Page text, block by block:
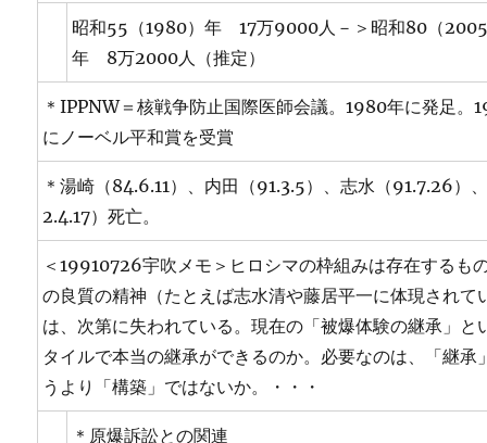
昭和55（1980）年 17万9000人－＞昭和80（
年 8万2000人（推定）
＊IPPNW＝核戦争防止国際医師会議。1980年に発足。
にノーベル平和賞を受賞
＊湯崎（84.6.11）、内田（91.3.5）、志水（91.7.26）
2.4.17）死亡。
＜19910726宇吹メモ＞ヒロシマの枠組みは存在するも
の良質の精神（たとえば志水清や藤居平一に体現されて
は、次第に失われている。現在の「被爆体験の継承」と
タイルで本当の継承ができるのか。必要なのは、「継承
うより「構築」ではないか。・・・
＊原爆訴訟との関連